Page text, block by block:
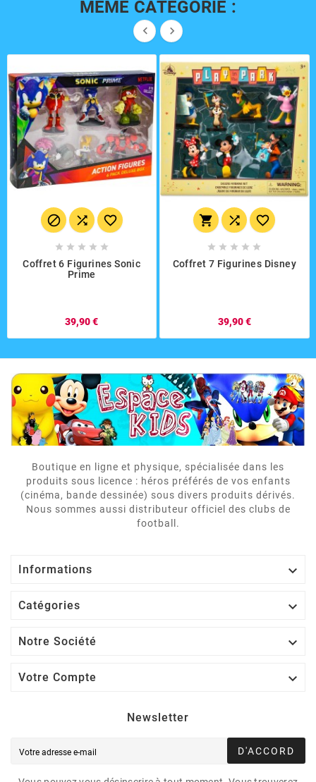
MÊME CATÉGORIE :
 
  
    
Coffret 6 Figurines Sonic
Prime
39,90 €
  
    
Coffret 7 Figurines Disney
39,90 €
Boutique en ligne et physique, spécialisée dans les
produits sous licence : héros préférés de vos enfants
(cinéma, bande dessinée) sous divers produits dérivés.
Nous sommes aussi distributeur officiel des clubs de
football.
Informations 
Catégories 
Notre Société 
Votre Compte 
Newsletter
D'ACCORD